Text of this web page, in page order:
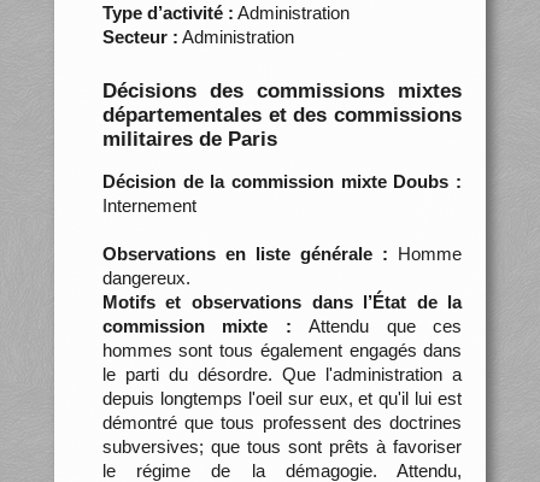
Type d’activité : Administration
Secteur : Administration
Décisions des commissions mixtes
départementales et des commissions
militaires de Paris
Décision de la commission mixte Doubs :
Internement
Observations en liste générale : Homme
dangereux.
Motifs et observations dans l’État de la
commission mixte : Attendu que ces
hommes sont tous également engagés dans
le parti du désordre. Que l'administration a
depuis longtemps l'oeil sur eux, et qu'il lui est
démontré que tous professent des doctrines
subversives; que tous sont prêts à favoriser
le régime de la démagogie. Attendu,